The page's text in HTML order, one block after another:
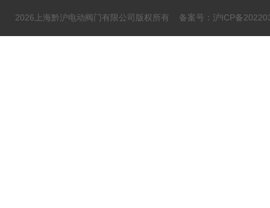
2026上海黔沪电动阀门有限公司版权所有 备案号：沪ICP备